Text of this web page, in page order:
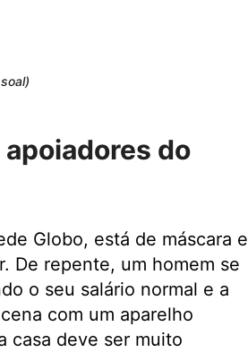
do
Globo, está de máscara e
De repente, um homem se
o seu salário normal e a
com um aparelho
casa deve ser muito